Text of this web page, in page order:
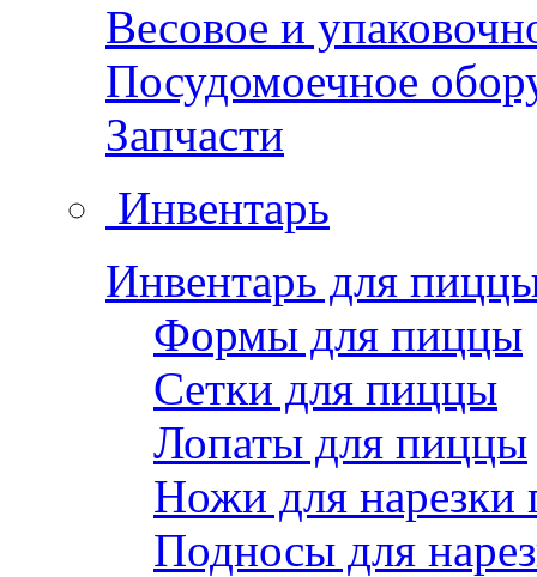
Весовое и
Посудомоечное
Запчасти
Инвентарь
Инвентарь для
Формы для пиццы
Сетки для пиццы
Лопаты для пиццы
Ножи для нарезки
Подносы для